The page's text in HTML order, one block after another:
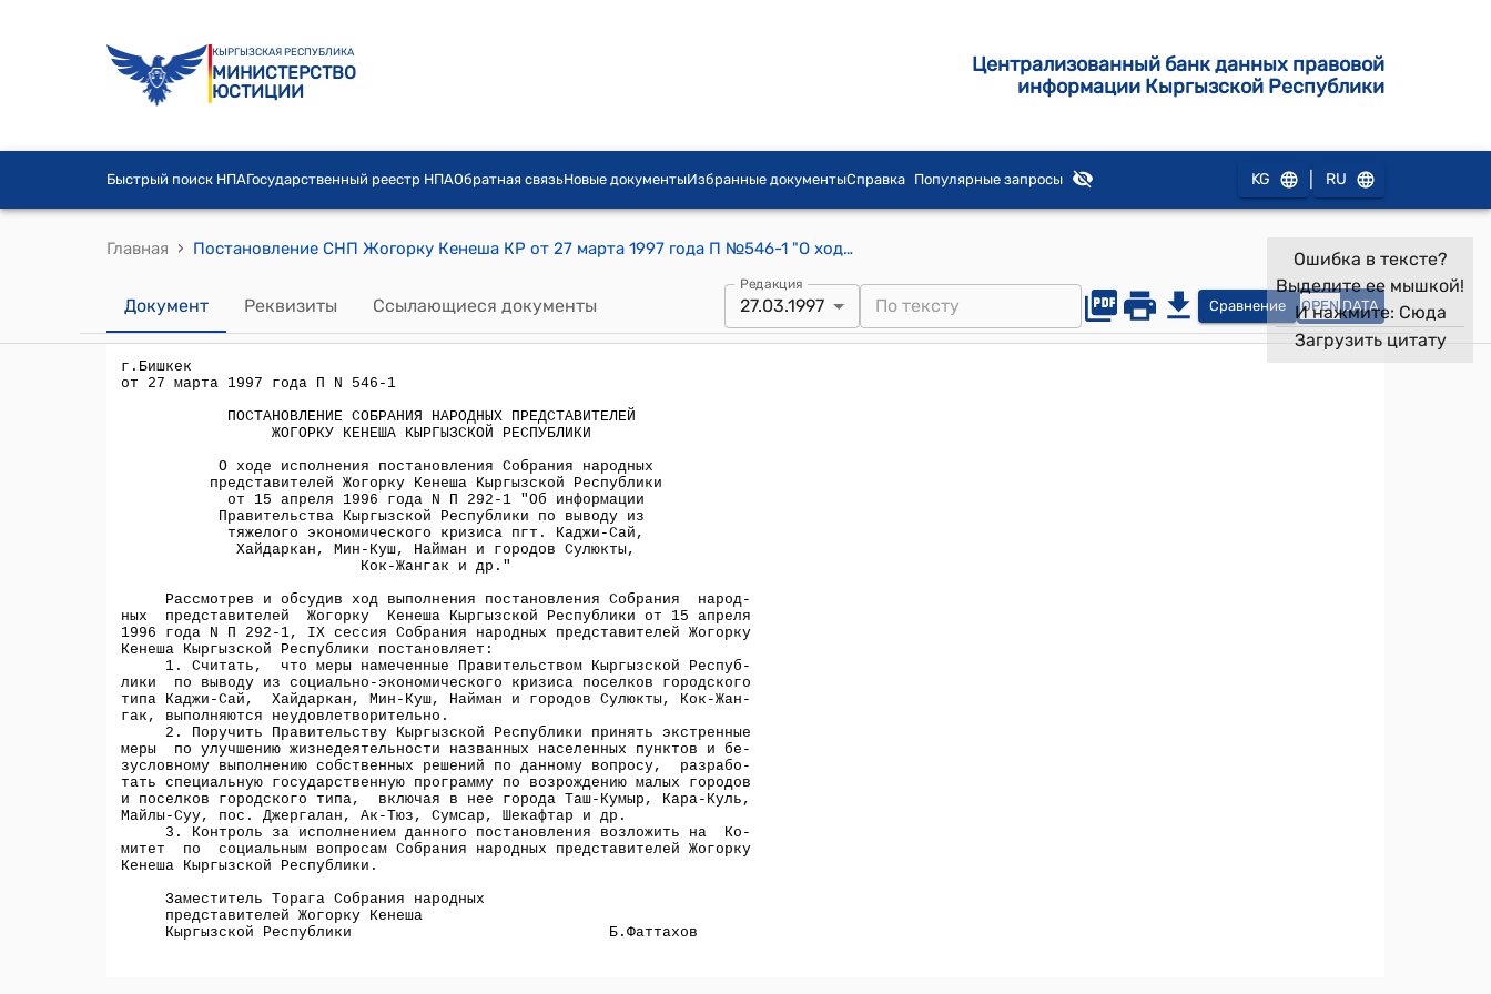
КЫРГЫЗСКАЯ РЕСПУБЛИКА
МИНИСТЕРСТВО
ЮСТИЦИИ
Централизованный банк данных правовой
информации Кыргызской Республики
Быстрый поиск НПАГосударственный реестр НПАОбратная связьНовые документыИзбранные документыСправка Популярные запросы KG RU
Главная › Постановление СНП Жогорку Кенеша КР от 27 марта 1997 года П №546-1 "О ходе исполнения постановления Собрания народных представителей Жогорку Кенеша Кыргызской Республики от 15 апреля 1996 года N П 292-1 "Об информации Правительства Кыргызской Республики по выводу из тяжелого экономического кризиса пгт. Каджи-Сай, Хайдаркан, Мин-Куш, Найман и городов Сулюкты, Кок-Жангак и др."
Документ Реквизиты Ссылающиеся документы
Редакция
27.03.1997 Сравнение OPEN DATA
Ошибка в тексте?
Выделите ее мышкой!
И нажмите: Сюда
Загрузить цитату